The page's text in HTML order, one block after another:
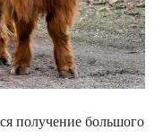
получение большого